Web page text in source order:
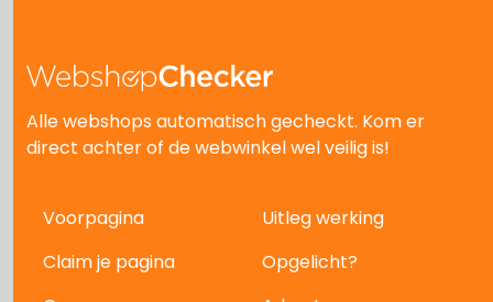
Alle webshops automatisch gecheckt. Kom er
direct achter of de webwinkel wel veilig is!
Voorpagina
Uitleg werking
Claim je pagina
Opgelicht?